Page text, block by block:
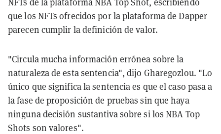
que los NFTs ofrecidos por la plataforma de Dapper
parecen cumplir la definición de valor.
"Circula mucha información errónea sobre la
naturaleza de esta sentencia", dijo Gharegozlou. "Lo
único que significa la sentencia es que el caso pasa a
la fase de proposición de pruebas sin que haya
ninguna decisión sustantiva sobre si los NBA Top
Shots son valores".